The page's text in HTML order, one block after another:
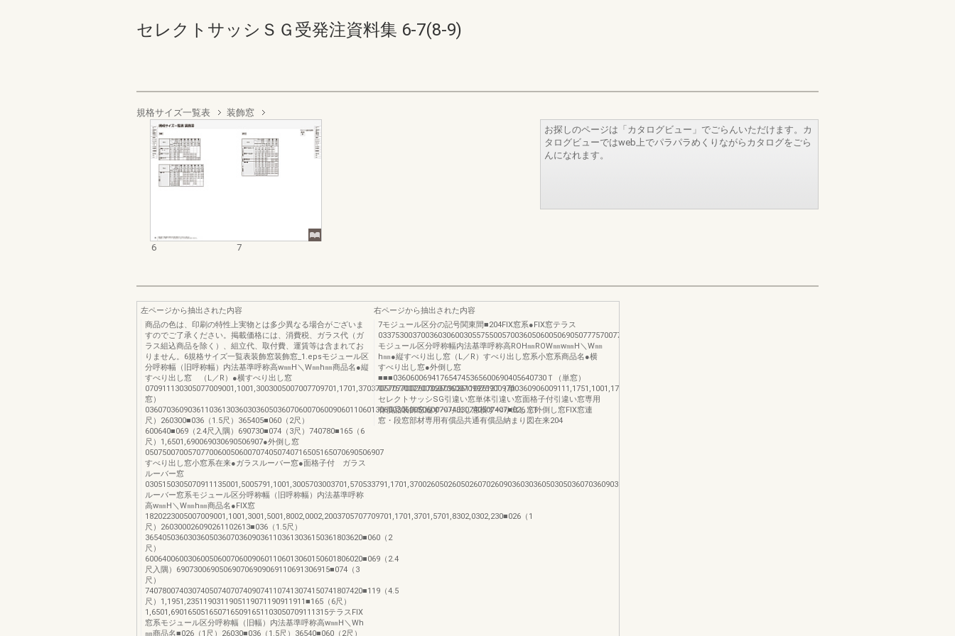
セレクトサッシＳＧ受発注資料集 6-7(8-9)
規格サイズ一覧表 装飾窓
6 7
お探しのページは「カタログビュー」でごらんいただけます。カ
タログビューではweb上でパラパラめくりながらカタログをごら
んになれます。
左ページから抽出された内容
商品の色は、印刷の特性上実物とは多少異なる場合がございま
すのでご了承ください。掲載価格には、消費税、ガラス代（ガ
ラス組込商品を除く）、組立代、取付費、運賃等は含まれてお
りません。6規格サイズ一覧表装飾窓装飾窓_1.epsモジュール区
分呼称幅（旧呼称幅）内法基準呼称高w㎜H＼W㎜h㎜商品名●縦
すべり出し窓 （L／R）●横すべり出し窓
070911130305077009001,1001,3003005007007709701,1701,37037057077002607026090261102613T（単
窓）
0360703609036110361303603036050360706007060090601106013060030600506007074030740507407■026（1
尺）260300■036（1.5尺）365405■060（2尺）
600640■069（2.4尺入隅）690730■074（3尺）740780■165（6
尺）1,6501,690069030690506907●外倒し窓
05075007005707700600506007074050740716505165070690506907
すべり出し窓小窓系在来●ガラスルーバー窓●面格子付 ガラス
ルーバー窓
ルーバー窓系モジュール区分呼称幅（旧呼称幅）内法基準呼称
高w㎜H＼W㎜h㎜商品名●FIX窓
1820223005007009001,1001,3001,5001,8002,0002,2003705707709701,1701,3701,5701,8302,0302,230■026（1
尺）260300026090261102613■036（1.5尺）
365405036030360503607036090361103613036150361803620■060（2
尺）
600640060030600506007060090601106013060150601806020■069（2.4
尺入隅）690730069050690706909069110691306915■074（3
尺）
740780074030740507407074090741107413074150741807420■119（4.5
尺）1,1951,2351190311905119071190911911■165（6尺）
1,6501,6901650516507165091651103050709111315テラスFIX
窓系モジュール区分呼称幅（旧幅）内法基準呼称高w㎜H＼Wh
㎜商品名■026（1尺）26030■036（1.5尺）36540■060（2尺）
右ページから抽出された内容
7モジュール区分の記号関東間■204FIX窓系●FIX窓テラス
モジュール区分呼称幅内法基準呼称高ROH㎜ROW㎜w㎜H＼W㎜
h㎜●縦すべり出し窓（L／R）すべり出し窓系小窓系商品名●横
すべり出し窓●外倒し窓
■■■036060069417654745365600690405640730Ｔ（単窓）
セレクトサッシSG引違い窓単体引違い窓面格子付引違い窓専用
有償品装飾窓縦すべり出し窓横すべり出し窓外倒し窓FIX窓連
窓・段窓部材専用有償品共通有償品納まり図在来204